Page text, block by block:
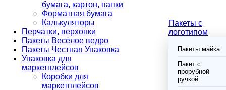
бумага, картон, папки
Форматная бумага
Калькуляторы
Перчатки, верхонки
Пакеты Весёлое ведро
Пакеты Честная Упаковка
Упаковка для
маркетплейсов
Коробки для
маркетплейсов
Пакеты с
логотипом
Пакеты майка
Пакет с
прорубной
ручкой